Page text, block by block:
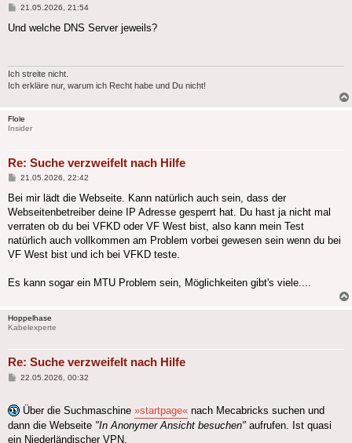
Beitrag
21.05.2026, 21:54
Und welche DNS Server jeweils?
Ich streite nicht.
Ich erkläre nur, warum ich Recht habe und Du nicht!
Flole
Insider
Re: Suche verzweifelt nach Hilfe
Beitrag
21.05.2026, 22:42
Bei mir lädt die Webseite. Kann natürlich auch sein, dass der
Webseitenbetreiber deine IP Adresse gesperrt hat. Du hast ja nicht mal
verraten ob du bei VFKD oder VF West bist, also kann mein Test
natürlich auch vollkommen am Problem vorbei gewesen sein wenn du bei
VF West bist und ich bei VFKD teste.
Es kann sogar ein MTU Problem sein, Möglichkeiten gibt's viele....
Hoppelhase
Kabelexperte
Re: Suche verzweifelt nach Hilfe
Beitrag
22.05.2026, 00:32
Über die Suchmaschine »startpage« nach Mecabricks suchen und
dann die Webseite "In Anonymer Ansicht besuchen" aufrufen. Ist quasi
ein Niederländischer VPN.